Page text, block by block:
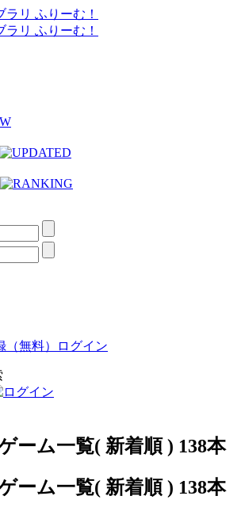
無料） ログイン
ーム一覧( 新着順 ) 138本
ーム一覧( 新着順 ) 138本